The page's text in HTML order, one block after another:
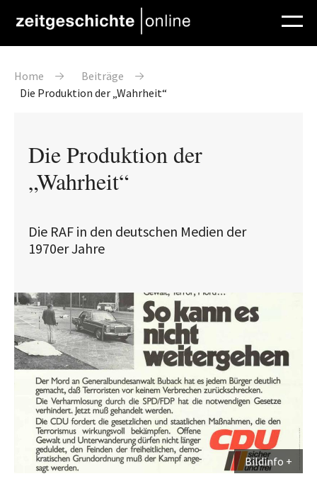
Pfadnavigation
Home
Beiträge
Die Produktion der „Wahrheit“
Die Produktion der
„Wahrheit“
Die RAF in den deutschen Medien der
1970er Jahre
Bildinfo